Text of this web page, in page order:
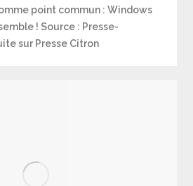
point commun : Windows
! Source : Presse-
sur Presse Citron